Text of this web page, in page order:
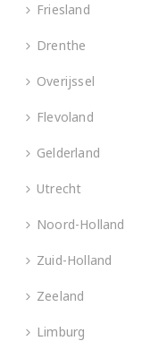
Friesland
Drenthe
Overijssel
Flevoland
Gelderland
Utrecht
Noord-Holland
Zuid-Holland
Zeeland
Limburg